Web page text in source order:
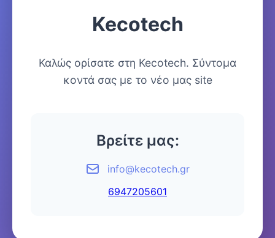
Kecotech
Καλώς ορίσατε στη Kecotech. Σύντομα
κοντά σας με το νέο μας site
Βρείτε μας:
info@kecotech.gr
6947205601